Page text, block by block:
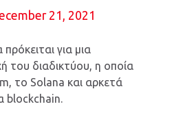
21, 2021
για μια
του διαδικτύου, η οποία
το Solana και αρκετά
blockchain.